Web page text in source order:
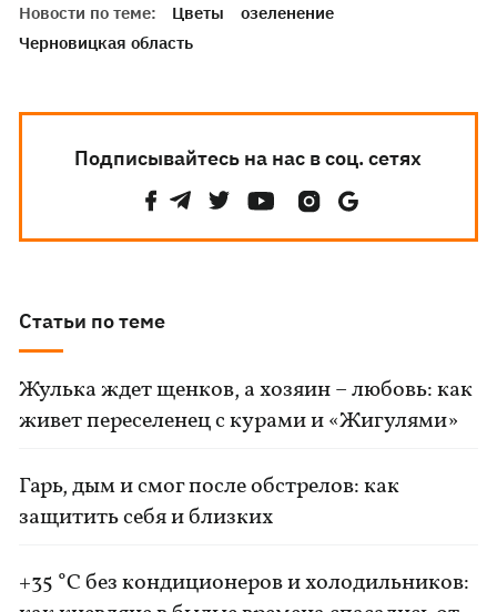
Новости по теме: Цветы
озеленение
Черновицкая область
Подписывайтесь на нас в соц. сетях
Статьи по теме
Жулька ждет щенков, а хозяин – любовь: как
живет переселенец с курами и «Жигулями»
Гарь, дым и смог после обстрелов: как
защитить себя и близких
+35 °C без кондиционеров и холодильников: